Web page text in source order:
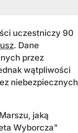
uczestniczy 90
. Dane
przez
wątpliwości
niebezpiecznych
jaką
Wyborcza"